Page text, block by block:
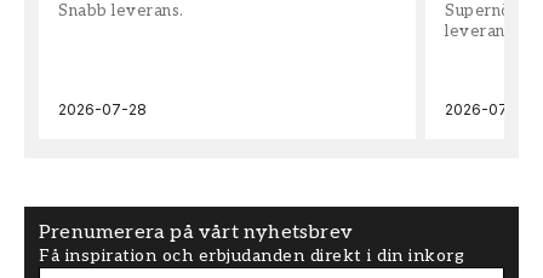
Snabb leverans.
2026-07-28
leveran,
2026-07-22
Prenumerera på vårt nyhetsbrev
Få inspiration och erbjudanden direkt i din inkorg